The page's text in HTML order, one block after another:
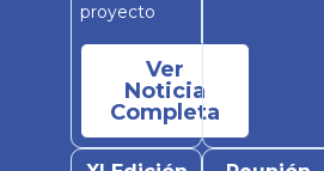
proyecto
Ver
Noticia
Completa